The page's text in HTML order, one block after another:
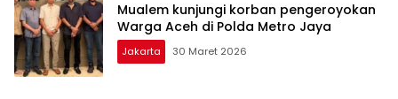
Mualem kunjungi korban pengeroyokan
Warga Aceh di Polda Metro Jaya
Jakarta 30 Maret 2026